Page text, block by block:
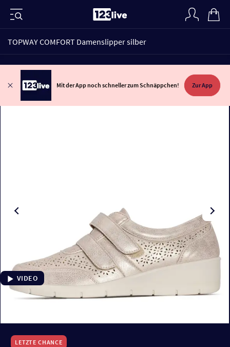
TOPWAY COMFORT Damenslipper silber
Mit der App noch schneller zum Schnäppchen! Zur App
VIDEO
LETZTE CHANCE